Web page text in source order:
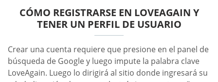
CÓMO REGISTRARSE EN LOVEAGAIN Y
TENER UN PERFIL DE USUARIO
Crear una cuenta requiere que presione en el panel de
búsqueda de Google y luego impute la palabra clave
LoveAgain. Luego lo dirigirá al sitio donde ingresará su